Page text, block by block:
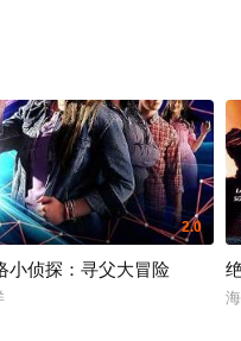
2.0
小侦探：寻父大冒险